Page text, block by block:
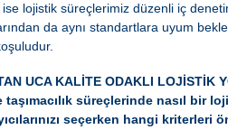
lojistik süreçlerimiz düzenli iç
da aynı standartlara uyum
UCA KALİTE ODAKLI LOJİSTİK
taşımacılık süreçlerinde nasıl bir
seçerken hangi kriterleri